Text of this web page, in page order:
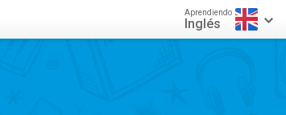
Aprendiendo
Inglés